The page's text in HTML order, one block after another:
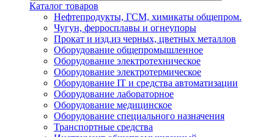
Каталог товаров
Нефтепродукты, ГСМ, химикаты общепром.
Чугун, ферросплавы и огнеупоры
Прокат и изд.из черных, цветных металлов
Оборудование общепромышленное
Оборудование электротехническое
Оборудование электротермическое
Оборудование IT и средства автоматизации
Оборудование лабораторное
Оборудование медицинское
Оборудование специального назначения
Транспортные средства